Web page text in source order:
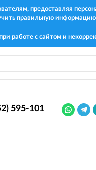
предоставляя
правильную
работе с сайтом и
595-101